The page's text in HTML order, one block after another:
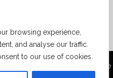
browsing experience,
and analyse our traffic.
to our use of cookies.
de Psihoterapie Centrată pe